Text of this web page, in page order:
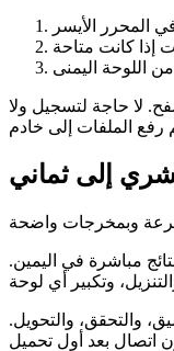
المحرر الأيسر
إذا كانت متاحة
اللوحة اليمنى
لا حاجة لتسجيل ولا
إلى ثماني
مباشرة في اليمين.
والتحقق، والتحويل.